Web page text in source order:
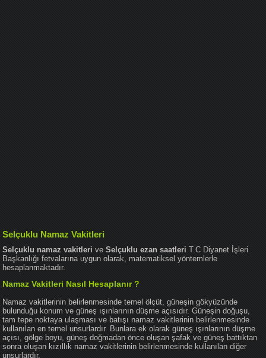
Selçuklu Namaz Vakitleri
Selçuklu namaz vakitleri veSelçuklu ezan saatleri T.C Diyanet İşleri
Başkanlığı fetvalarına uygun olarak, matematiksel yöntemlerle
hesaplanmaktadır.
Namaz Vakitleri Nasıl Hesaplanır ?
Namaz vakitlerinin belirlenmesinde temel ölçüt, güneşin gökyüzünde
bulunduğu konum ve güneş ışınlarının düşme açısıdır. Güneşin doğuşu,
tam tepe noktaya ulaşması ve batışı namaz vakitlerinin belirlenmesinde
kullanılan en temel unsurlardır. Bunlara ek olarak güneş ışınlarının düşme
açısı, gölge boyu, güneş doğmadan önce oluşan şafak ve güneş battıktan
sonra oluşan kızıllık namaz vakitlerinin belirlenmesinde kullanılan diğer
unsurlardır.